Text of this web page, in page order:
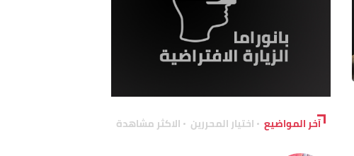
آخر المواضيع اختيار المحررين الاكثر مشاهدة